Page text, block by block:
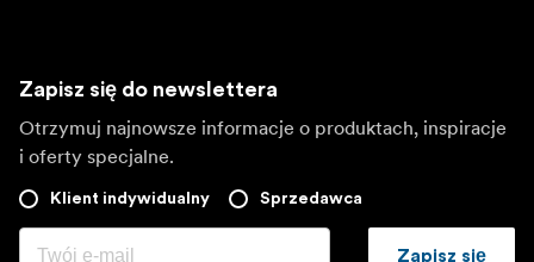
Zapisz się do newslettera
Otrzymuj najnowsze informacje o produktach, inspiracje
i oferty specjalne.
Klient indywidualny Sprzedawca
Zapisz się